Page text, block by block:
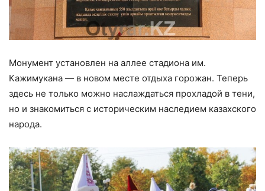
Монумент установлен на аллее стадиона им.
Кажимукана — в новом месте отдыха горожан. Теперь
здесь не только можно наслаждаться прохладой в тени,
но и знакомиться с историческим наследием казахского
народа.